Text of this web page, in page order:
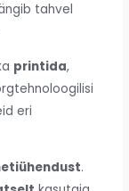
tahvel
printida,
eri
.